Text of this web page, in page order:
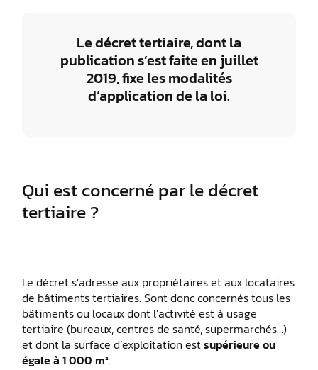
Le décret tertiaire, dont la
publication s’est faite en juillet
2019, fixe les modalités
d’application de la loi.
Qui est concerné par le décret
tertiaire ?
Le décret s’adresse aux propriétaires et aux locataires
de bâtiments tertiaires. Sont donc concernés tous les
bâtiments ou locaux dont l’activité est à usage
tertiaire (bureaux, centres de santé, supermarchés…)
et dont la surface d’exploitation estsupérieure ou
égale à 1 000 m².